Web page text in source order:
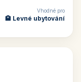
Vhodné pro
🏨 Levné ubytování